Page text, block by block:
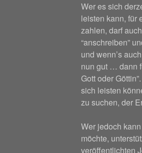
Wer es sich
leisten kann, für
zahlen, darf
“anschreiben”
und wenn’s
nun gut … dann
Gott oder
sich leisten
zu suchen, der
Wer jedoch
möchte,
veröffentlichten